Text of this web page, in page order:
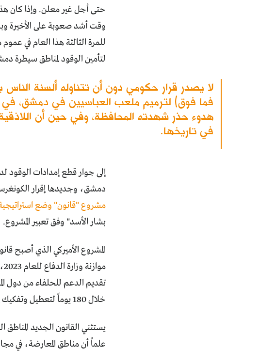
حتى أجل غير معلن. وإذا كان
وقت أشد صعوبة على اﻷخيرة
للمرة الثالثة هذا العام في
لتأمين الوقود لمناطق سيطرة
فما فوق) لترميم ملعب العباسيين في دمشق،
هدوء حذر شهدته المحافظة، وفي حين أن
في تاريخها.
إلى جوار قطع إمدادات
دمشق، وجديدها إقرار الكونغرس
مشروع "قانون" وضع
بشار اﻷسد" وفق تعبير المشروع.
المشروع اﻷميركي الذي أصبح
تقديم الدعم للحلفاء من دول
خلال 180 يوماً لتعطيل وتفكيك إنتاج المخدرات والاتجار بها وشبكاتها في سوريا.
يستثني القانون الجديد
علماً أن مناطق المعارضة، في